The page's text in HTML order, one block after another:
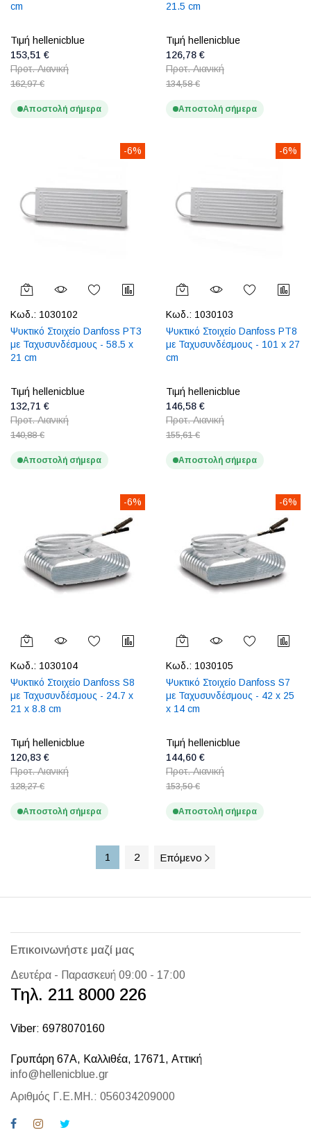
cm
Τιμή hellenicblue
153,51 €
Προτ. Λιανική
162,97 €
Αποστολή σήμερα
21.5 cm
Τιμή hellenicblue
126,78 €
Προτ. Λιανική
134,58 €
Αποστολή σήμερα
-6%
Κωδ.: 1030102
Ψυκτικό Στοιχείο Danfoss PT3
με Ταχυσυνδέσμους - 58.5 x
21 cm
Τιμή hellenicblue
132,71 €
Προτ. Λιανική
140,88 €
Αποστολή σήμερα
-6%
Κωδ.: 1030103
Ψυκτικό Στοιχείο Danfoss PT8
με Ταχυσυνδέσμους - 101 x 27
cm
Τιμή hellenicblue
146,58 €
Προτ. Λιανική
155,61 €
Αποστολή σήμερα
-6%
Κωδ.: 1030104
Ψυκτικό Στοιχείο Danfoss S8
με Ταχυσυνδέσμους - 24.7 x
21 x 8.8 cm
Τιμή hellenicblue
120,83 €
Προτ. Λιανική
128,27 €
Αποστολή σήμερα
-6%
Κωδ.: 1030105
Ψυκτικό Στοιχείο Danfoss S7
με Ταχυσυνδέσμους - 42 x 25
x 14 cm
Τιμή hellenicblue
144,60 €
Προτ. Λιανική
153,50 €
Αποστολή σήμερα
1 2 Επόμενο
Επικοινωνήστε μαζί μας
Δευτέρα - Παρασκευή 09:00 - 17:00
Τηλ. 211 8000 226
Viber: 6978070160
Γρυπάρη 67Α, Καλλιθέα, 17671, Αττική
info@hellenicblue.gr
Αριθμός Γ.Ε.ΜΗ.: 056034209000